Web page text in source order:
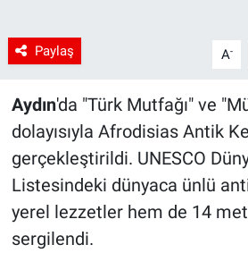
Paylaş A-
Aydın'da "Türk Mutfağı" ve
dolayısıyla Afrodisias Antik
gerçekleştirildi. UNESCO
Listesindeki dünyaca ünlü
yerel lezzetler hem de 14
sergilendi.